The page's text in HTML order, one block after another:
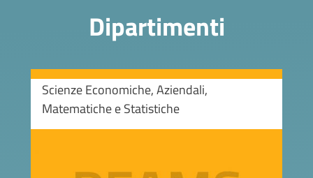
Dipartimenti
Scienze Economiche, Aziendali,
Matematiche e Statistiche